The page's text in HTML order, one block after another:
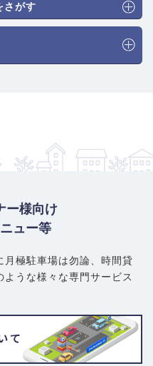
さがす
ー様向け
ュー等
極駐車場は勿論、 時間貸
ような様々な専門サービス